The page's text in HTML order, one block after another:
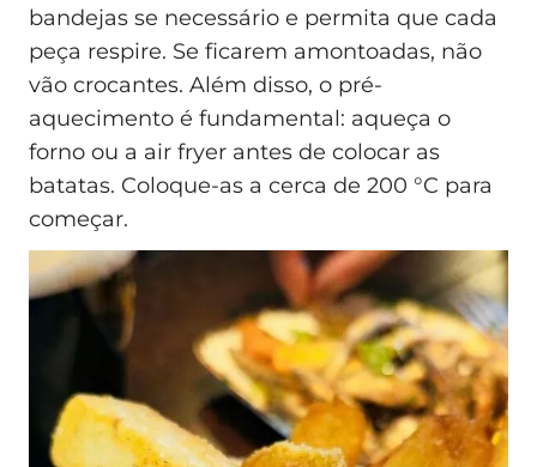
bandejas se necessário e permita que cada
peça respire. Se ficarem amontoadas, não
vão crocantes. Além disso, o pré-
aquecimento é fundamental: aqueça o
forno ou a air fryer antes de colocar as
batatas. Coloque-as a cerca de 200 °C para
começar.